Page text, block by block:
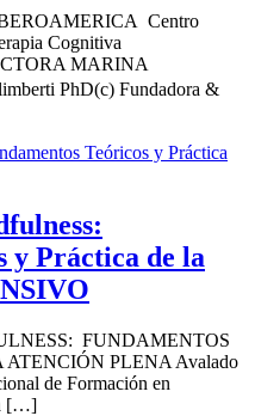
Centro
Cognitiva
MARINA
PhD(c) Fundadora &
y Práctica de la
FUNDAMENTOS
PLENA Avalado
de Formación en
[…]